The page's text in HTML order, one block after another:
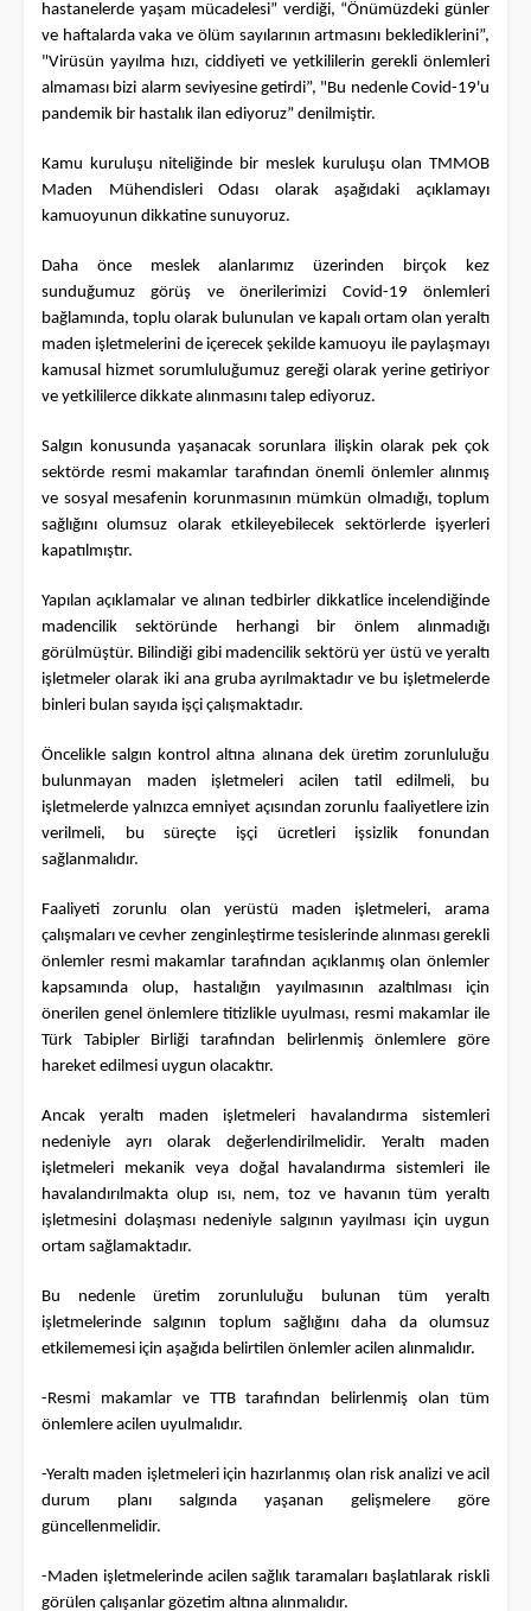
hastanelerde yaşam mücadelesi” verdiği, “Önümüzdeki günler
ve haftalarda vaka ve ölüm sayılarının artmasını beklediklerini”,
"Virüsün yayılma hızı, ciddiyeti ve yetkililerin gerekli önlemleri
almaması bizi alarm seviyesine getirdi”, "Bu nedenle Covid-19'u
pandemik bir hastalık ilan ediyoruz” denilmiştir.
Kamu kuruluşu niteliğinde bir meslek kuruluşu olan TMMOB
Maden Mühendisleri Odası olarak aşağıdaki açıklamayı
kamuoyunun dikkatine sunuyoruz.
Daha önce meslek alanlarımız üzerinden birçok kez
sunduğumuz görüş ve önerilerimizi Covid-19 önlemleri
bağlamında, toplu olarak bulunulan ve kapalı ortam olan yeraltı
maden işletmelerini de içerecek şekilde kamuoyu ile paylaşmayı
kamusal hizmet sorumluluğumuz gereği olarak yerine getiriyor
ve yetkililerce dikkate alınmasını talep ediyoruz.
Salgın konusunda yaşanacak sorunlara ilişkin olarak pek çok
sektörde resmi makamlar tarafından önemli önlemler alınmış
ve sosyal mesafenin korunmasının mümkün olmadığı, toplum
sağlığını olumsuz olarak etkileyebilecek sektörlerde işyerleri
kapatılmıştır.
Yapılan açıklamalar ve alınan tedbirler dikkatlice incelendiğinde
madencilik sektöründe herhangi bir önlem alınmadığı
görülmüştür. Bilindiği gibi madencilik sektörü yer üstü ve yeraltı
işletmeler olarak iki ana gruba ayrılmaktadır ve bu işletmelerde
binleri bulan sayıda işçi çalışmaktadır.
Öncelikle salgın kontrol altına alınana dek üretim zorunluluğu
bulunmayan maden işletmeleri acilen tatil edilmeli, bu
işletmelerde yalnızca emniyet açısından zorunlu faaliyetlere izin
verilmeli, bu süreçte işçi ücretleri işsizlik fonundan
sağlanmalıdır.
Faaliyeti zorunlu olan yerüstü maden işletmeleri, arama
çalışmaları ve cevher zenginleştirme tesislerinde alınması gerekli
önlemler resmi makamlar tarafından açıklanmış olan önlemler
kapsamında olup, hastalığın yayılmasının azaltılması için
önerilen genel önlemlere titizlikle uyulması, resmi makamlar ile
Türk Tabipler Birliği tarafından belirlenmiş önlemlere göre
hareket edilmesi uygun olacaktır.
Ancak yeraltı maden işletmeleri havalandırma sistemleri
nedeniyle ayrı olarak değerlendirilmelidir. Yeraltı maden
işletmeleri mekanik veya doğal havalandırma sistemleri ile
havalandırılmakta olup ısı, nem, toz ve havanın tüm yeraltı
işletmesini dolaşması nedeniyle salgının yayılması için uygun
ortam sağlamaktadır.
Bu nedenle üretim zorunluluğu bulunan tüm yeraltı
işletmelerinde salgının toplum sağlığını daha da olumsuz
etkilememesi için aşağıda belirtilen önlemler acilen alınmalıdır.
-Resmi makamlar ve TTB tarafından belirlenmiş olan tüm
önlemlere acilen uyulmalıdır.
-Yeraltı maden işletmeleri için hazırlanmış olan risk analizi ve acil
durum planı salgında yaşanan gelişmelere göre
güncellenmelidir.
-Maden işletmelerinde acilen sağlık taramaları başlatılarak riskli
görülen çalışanlar gözetim altına alınmalıdır.